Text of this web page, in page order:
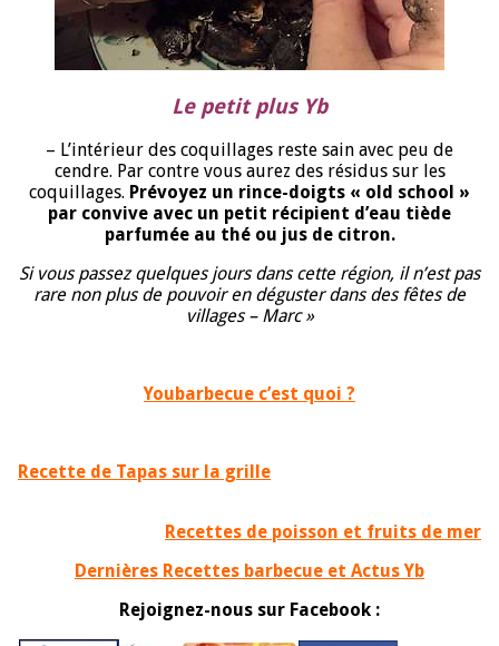
Le petit plus Yb
– L’intérieur des coquillages reste sain avec peu de
cendre. Par contre vous aurez des résidus sur les
coquillages. Prévoyez un rince-doigts « old school »
par convive avec un petit récipient d’eau tiède
parfumée au thé ou jus de citron.
Si vous passez quelques jours dans cette région, il n’est pas
rare non plus de pouvoir en déguster dans des fêtes de
villages – Marc »
Youbarbecue c’est quoi ?
Recette de Tapas sur la grille
Recettes de poisson et fruits de mer
Dernières Recettes barbecue et Actus Yb
Rejoignez-nous sur Facebook :